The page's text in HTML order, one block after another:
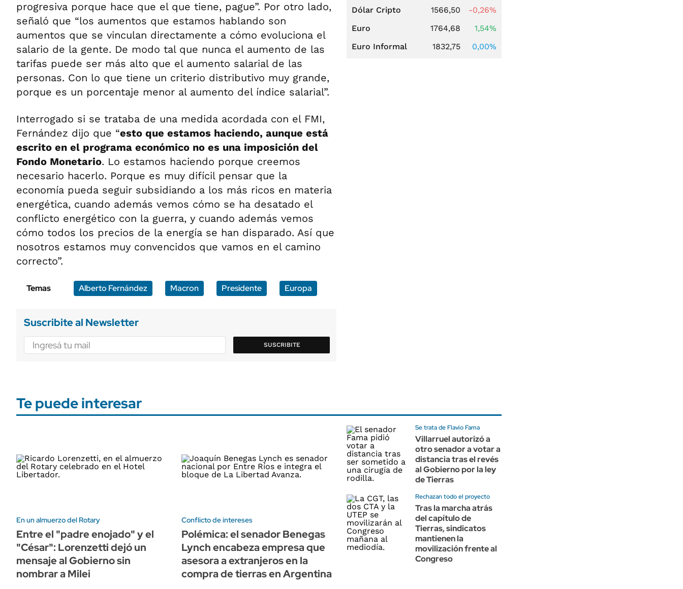
progresiva porque hace que el que tiene, pague”. Por otro lado,
señaló que “los aumentos que estamos hablando son
aumentos que se vinculan directamente a cómo evoluciona el
salario de la gente. De modo tal que nunca el aumento de las
tarifas puede ser más alto que el aumento salarial de las
personas. Con lo que tiene un criterio distributivo muy grande,
porque es un porcentaje menor al aumento del índice salarial”.
Interrogado si se trataba de una medida acordada con el FMI,
Fernández dijo que “esto que estamos haciendo, aunque está
escrito en el programa económico no es una imposición del
Fondo Monetario. Lo estamos haciendo porque creemos
necesario hacerlo. Porque es muy difícil pensar que la
economía pueda seguir subsidiando a los más ricos en materia
energética, cuando además vemos cómo se ha desatado el
conflicto energético con la guerra, y cuando además vemos
cómo todos los precios de la energía se han disparado. Así que
nosotros estamos muy convencidos que vamos en el camino
correcto”.
Temas Alberto Fernández Macron Presidente Europa
Suscribite al Newsletter
SUSCRIBITE
Dólar Cripto 1566,50
-0,26%
Euro
1764,68
1,54%
Euro Informal
1832,75 0,00%
Te puede interesar
En un almuerzo del Rotary
Entre el "padre enojado" y el
"César": Lorenzetti dejó un
mensaje al Gobierno sin
nombrar a Milei
Conflicto de intereses
Polémica: el senador Benegas
Lynch encabeza empresa que
asesora a extranjeros en la
compra de tierras en Argentina
Se trata de Flavio Fama
Villarruel autorizó a
otro senador a votar a
distancia tras el revés
al Gobierno por la ley
de Tierras
Rechazan todo el proyecto
Tras la marcha atrás
del capítulo de
Tierras, sindicatos
mantienen la
movilización frente al
Congreso